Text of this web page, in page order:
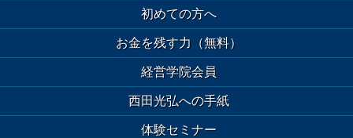
初めての方へ
お金を残す力（無料）
経営学院会員
西田光弘への手紙
体験セミナー